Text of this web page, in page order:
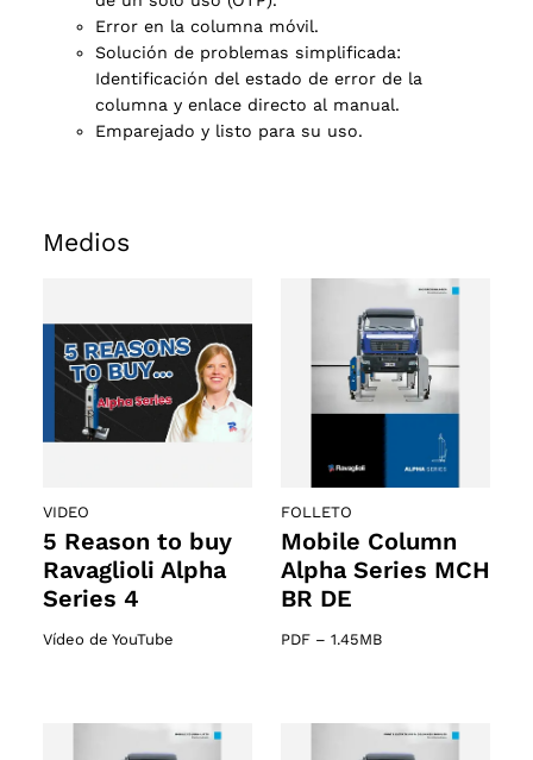
Error en la columna móvil.
Solución de problemas simplificada:
Identificación del estado de error de la
columna y enlace directo al manual.
Emparejado y listo para su uso.
Medios
VIDEO
5 Reason to buy
Ravaglioli Alpha
Series 4
Vídeo de YouTube
FOLLETO
Mobile Column
Alpha Series MCH
BR DE
PDF – 1.45MB